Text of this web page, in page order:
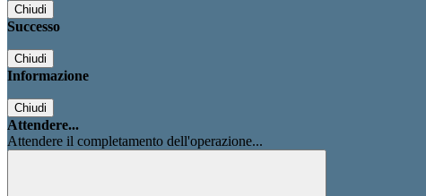
Chiudi
Successo
Chiudi
Informazione
Chiudi
Attendere...
Attendere il completamento dell'operazione...